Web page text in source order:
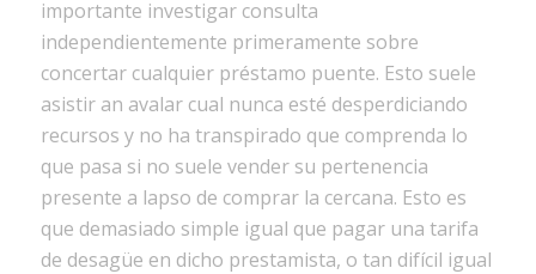
importante investigar consulta
independientemente primeramente sobre
concertar cualquier préstamo puente. Esto suele
asistir an avalar cual nunca esté desperdiciando
recursos y no ha transpirado que comprenda lo
que pasa si no suele vender su pertenencia
presente a lapso de comprar la cercana. Esto es
que demasiado simple igual que pagar una tarifa
de desagüe en dicho prestamista, o tan difícil igual